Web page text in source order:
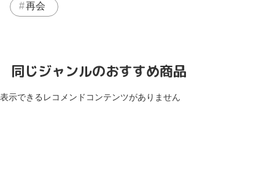
再会
同じジャンルのおすすめ商品
表示できるレコメンドコンテンツがありません